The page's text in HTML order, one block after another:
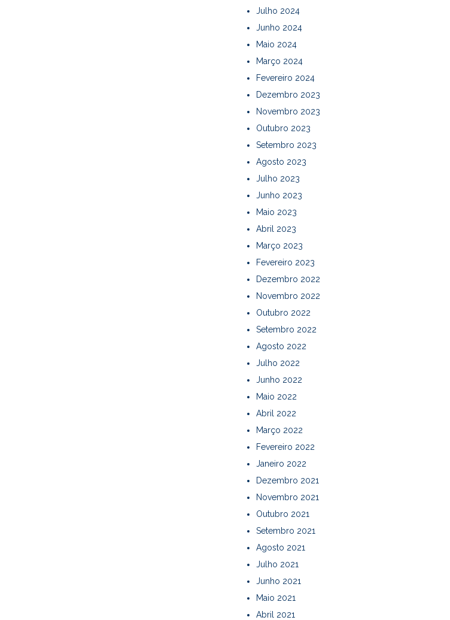
Julho 2024
Junho 2024
Maio 2024
Março 2024
Fevereiro 2024
Dezembro 2023
Novembro 2023
Outubro 2023
Setembro 2023
Agosto 2023
Julho 2023
Junho 2023
Maio 2023
Abril 2023
Março 2023
Fevereiro 2023
Dezembro 2022
Novembro 2022
Outubro 2022
Setembro 2022
Agosto 2022
Julho 2022
Junho 2022
Maio 2022
Abril 2022
Março 2022
Fevereiro 2022
Janeiro 2022
Dezembro 2021
Novembro 2021
Outubro 2021
Setembro 2021
Agosto 2021
Julho 2021
Junho 2021
Maio 2021
Abril 2021